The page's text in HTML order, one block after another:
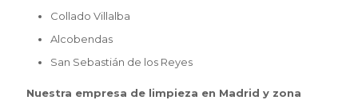
Collado Villalba
Alcobendas
San Sebastián de los Reyes
Nuestra empresa de limpieza en Madrid y zona